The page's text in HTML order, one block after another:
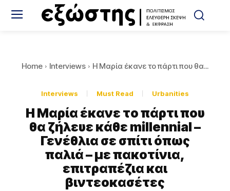
Home Interviews Η Μαρία έκανε το πάρτι που θα...
Interviews Must Read Urbanities
Η Μαρία έκανε το πάρτι που
θα ζήλευε κάθε millennial –
Γενέθλια σε σπίτι όπως
παλιά – με πακοτίνια,
επιτραπέζια και
βιντεοκασέτες